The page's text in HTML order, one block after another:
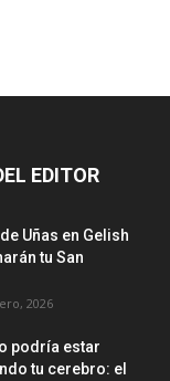
EDITOR
Uñas en Gelish
tu San
2026
podría estar
tu cerebro: el